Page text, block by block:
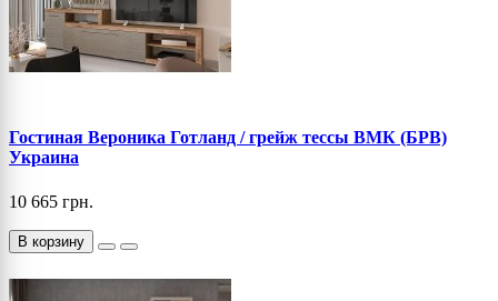
Гостиная Вероника Готланд / грейж тессы ВМК (БРВ)
Украина
10 665 грн.
В корзину